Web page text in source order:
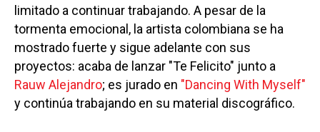
limitado a continuar trabajando. A pesar de la
tormenta emocional, la artista colombiana se ha
mostrado fuerte y sigue adelante con sus
proyectos: acaba de lanzar "Te Felicito" junto a
Rauw Alejandro; es jurado en "Dancing With Myself"
y continúa trabajando en su material discográfico.